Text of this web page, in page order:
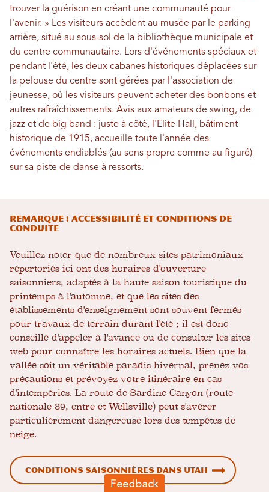
trouver la guérison en créant une communauté pour
l'avenir. » Les visiteurs accèdent au musée par le parking
arrière, situé au sous-sol de la bibliothèque municipale et
du centre communautaire. Lors d'événements spéciaux et
pendant l'été, les deux cabanes historiques déplacées sur
la pelouse du centre sont gérées par l'association de
jeunesse, où les visiteurs peuvent acheter des bonbons et
autres rafraîchissements. Avis aux amateurs de swing, de
jazz et de big band : juste à côté, l'Elite Hall, bâtiment
historique de 1915, accueille toute l'année des
événements endiablés (au sens propre comme au figuré)
sur sa piste de danse à ressorts.
REMARQUE : Accessibilité et conditions de
conduite
Veuillez noter que de nombreux sites patrimoniaux
répertoriés ici ont des horaires d'ouverture
saisonniers, adaptés à la haute saison touristique du
printemps à l'automne, et que les sites des
établissements d'enseignement sont souvent fermés
pour travaux de terrain durant l'été ; il est donc
conseillé d'appeler à l'avance ou de consulter les sites
web pour connaître les horaires actuels. Bien que la
vallée soit un véritable paradis hivernal, prenez vos
précautions et prévoyez votre itinéraire en cas
d'intempéries. La route de Sardine Canyon (route
nationale 89, entre et Wellsville) peut s'avérer
particulièrement dangereuse lors des tempêtes de
neige.
Conditions saisonnières dans Utah